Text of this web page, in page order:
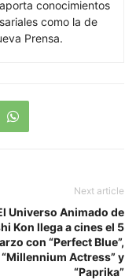
conocimientos
como la de
Prensa.
Next article
Universo Animado de
Kon llega a cines el 5
con “Perfect Blue”,
“Millennium Actress” y
“Paprika”